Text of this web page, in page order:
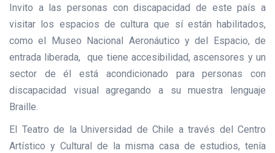
Invito a las personas con discapacidad de este país a
visitar los espacios de cultura que sí están habilitados,
como el Museo Nacional Aeronáutico y del Espacio, de
entrada liberada, que tiene accesibilidad, ascensores y un
sector de él está acondicionado para personas con
discapacidad visual agregando a su muestra lenguaje
Braille.
El Teatro de la Universidad de Chile a través del Centro
Artístico y Cultural de la misma casa de estudios, tenía